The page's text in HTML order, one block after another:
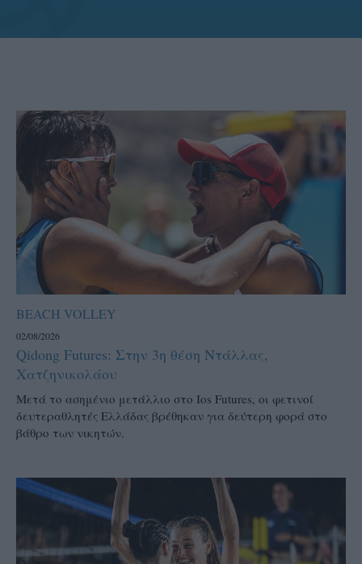
BEACH VOLLEY
02/08/2026
Qidong Futures: Στην 3η θέση Ντάλλας,
Χατζηνικολάου
Μετά το ασημένιο μετάλλιο στο Ios Futures, οι φετινοί
δευτεραθλητές Ελλάδας βρέθηκαν για δεύτερη φορά στο
βάθρο των νικητών.